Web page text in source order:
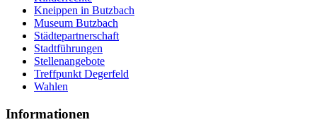
Kneippen in Butzbach
Museum Butzbach
Städtepartnerschaft
Stadtführungen
Stellenangebote
Treffpunkt Degerfeld
Wahlen
Informationen